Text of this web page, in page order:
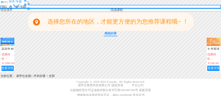
转本/专接
本
登
录导
航
综合排序 筛选课程
选择您所在的地区，才能更方便的为您推荐课程哦~ ！
精选好课
高等学校
英语三
级-A（英
语A级）
优惠特
价：
￥1999.00
查看详情
大学英语
四级考试
全科强化
课适用于
全国地区
优惠特
价：
￥168.00
查看详情
当前位置：易学仕在线> 升本好课 > 全部
Copyright © 2018-2024 Exueshi. All Rights Reserved.
易学仕教育科技有限公司 版权所有
平台公约
出版物经营许可证渝南岸新出发书字第5001087306号 刷新页面
增值电信业务经营许可证：渝B2-20200188 安全证书